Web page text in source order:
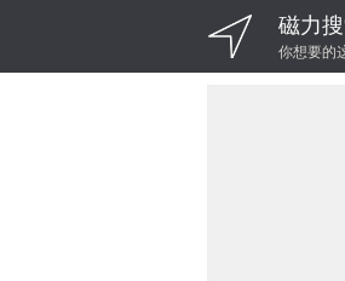
磁力
你想要的